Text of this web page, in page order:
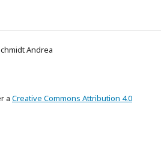
Andrea
a Creative Commons Attribution 4.0